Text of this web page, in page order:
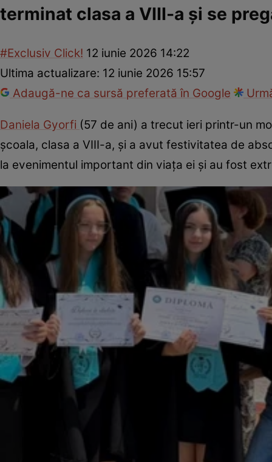
terminat clasa a VIII-a și se
#Exclusiv Click! 12 iunie 2026 14:22
Ultima actualizare: 12 iunie 2026 15:57
Adaugă-ne ca sursă preferată în Google
Daniela Gyorfi (57 de ani) a trecut ieri printr-un
școala, clasa a VIII-a, și a avut festivitatea de
la evenimentul important din viața ei și au fost